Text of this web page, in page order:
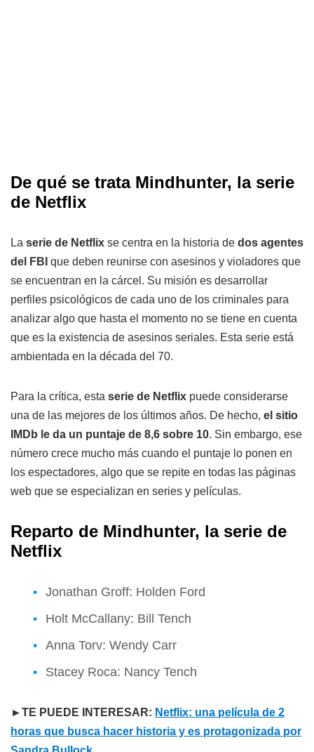
De qué se trata Mindhunter, la serie
de Netflix
La serie de Netflix se centra en la historia de dos agentes
del FBI que deben reunirse con asesinos y violadores que
se encuentran en la cárcel. Su misión es desarrollar
perfiles psicológicos de cada uno de los criminales para
analizar algo que hasta el momento no se tiene en cuenta
que es la existencia de asesinos seriales. Esta serie está
ambientada en la década del 70.
Para la crítica, esta serie de Netflix puede considerarse
una de las mejores de los últimos años. De hecho, el sitio
IMDb le da un puntaje de 8,6 sobre 10. Sin embargo, ese
número crece mucho más cuando el puntaje lo ponen en
los espectadores, algo que se repite en todas las páginas
web que se especializan en series y películas.
Reparto de Mindhunter, la serie de
Netflix
Jonathan Groff: Holden Ford
Holt McCallany: Bill Tench
Anna Torv: Wendy Carr
Stacey Roca: Nancy Tench
►TE PUEDE INTERESAR: Netflix: una película de 2
horas que busca hacer historia y es protagonizada por